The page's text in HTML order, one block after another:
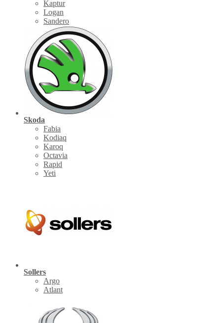
Kaptur
Logan
Sandero
Skoda
Fabia
Kodiaq
Karoq
Octavia
Rapid
Yeti
Sollers
Argo
Atlant